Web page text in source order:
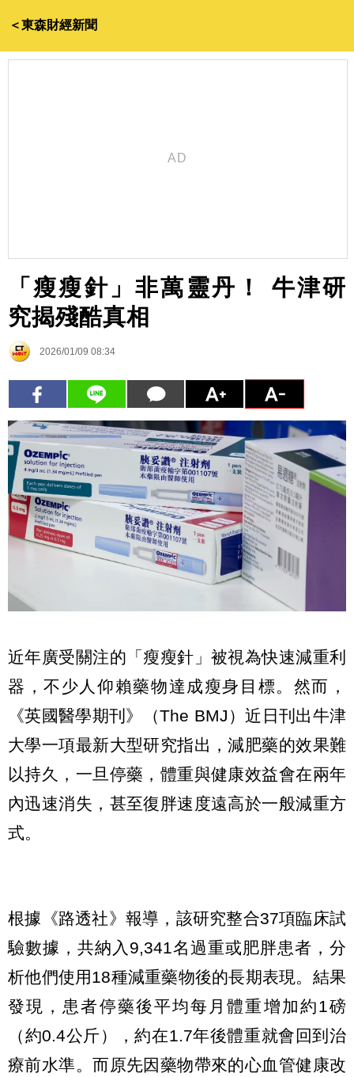
＜東森財經新聞
「瘦瘦針」非萬靈丹！ 牛津研
究揭殘酷真相
2026/01/09 08:34
近年廣受關注的「瘦瘦針」被視為快速減重利
器，不少人仰賴藥物達成瘦身目標。然而，
《英國醫學期刊》（The BMJ）近日刊出牛津
大學一項最新大型研究指出，減肥藥的效果難
以持久，一旦停藥，體重與健康效益會在兩年
內迅速消失，甚至復胖速度遠高於一般減重方
式。
根據《路透社》報導，該研究整合37項臨床試
驗數據，共納入9,341名過重或肥胖患者，分
析他們使用18種減重藥物後的長期表現。結果
發現，患者停藥後平均每月體重增加約1磅
（約0.4公斤），約在1.7年後體重就會回到治
療前水準。而原先因藥物帶來的心血管健康改